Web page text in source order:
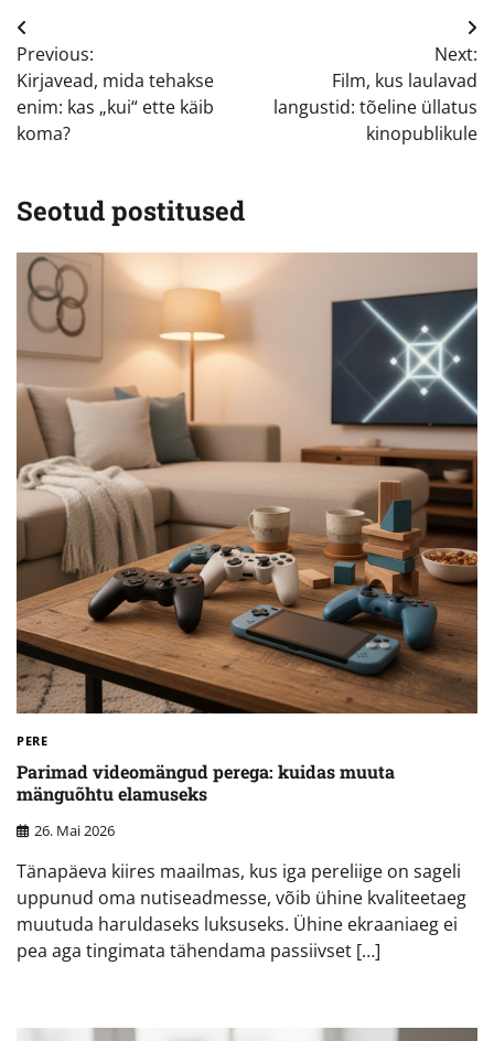
Navigeerimine
Previous:
Kirjavead, mida tehakse
enim: kas „kui“ ette käib
koma?
Next:
Film, kus laulavad
langustid: tõeline üllatus
kinopublikule
Seotud postitused
PERE
Parimad videomängud perega: kuidas muuta
mänguõhtu elamuseks
26. Mai 2026
Tänapäeva kiires maailmas, kus iga pereliige on sageli
uppunud oma nutiseadmesse, võib ühine kvaliteetaeg
muutuda haruldaseks luksuseks. Ühine ekraaniaeg ei
pea aga tingimata tähendama passiivset […]